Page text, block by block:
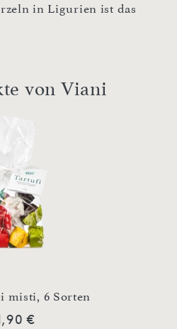
in Ligurien ist das
von Viani
misti, 6 Sorten
€